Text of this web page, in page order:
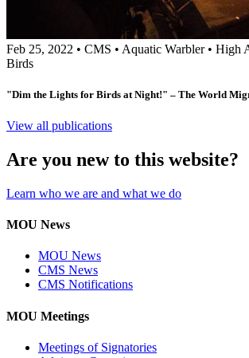
Feb 25, 2022 • CMS • Aquatic Warbler• High
Birds
"Dim the Lights for Birds at Night!" – The World
View all publications
Are you new to this website?
Learn who we are and what we do
MOU News
MOU News
CMS News
CMS Notifications
MOU Meetings
Meetings of Signatories